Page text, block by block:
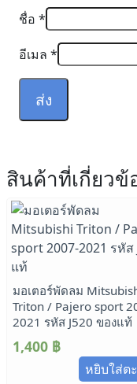
ชื่อ *
อีเมล *
สินค้าที่เกี่ยวข้
มอเตอร์พัดลม
Triton / Pajero sport
2021 รหัส J520 ของแท้
1,400 ฿
หยิบใส่ต